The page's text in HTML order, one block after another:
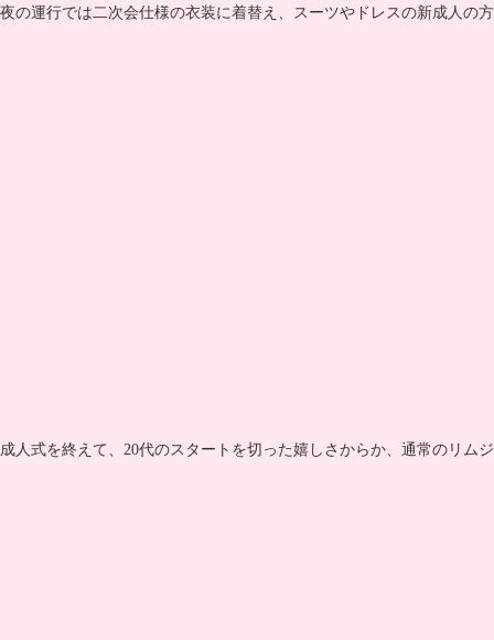
夜の運行では二次会仕様の衣装に着替え、スーツやドレスの新成人の
成人式を終えて、20代のスタートを切った嬉しさからか、通常のリ